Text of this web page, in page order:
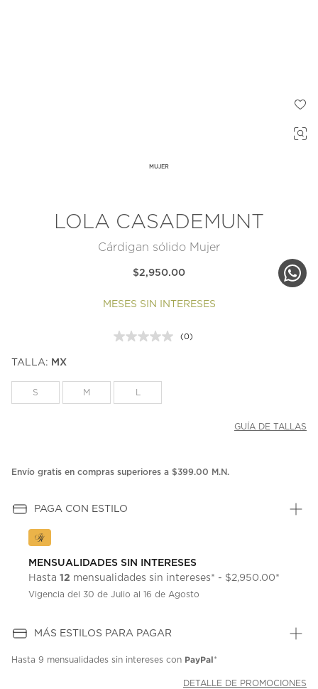
MUJER
LOLA CASADEMUNT
Cárdigan sólido Mujer
$2,950.00
MESES SIN INTERESES
Sin
(0)
TALLA: MX
S M
GUÍA DE TALLAS
Envío gratis en compras superiores a $399.00 M.N.
PAGA CON ESTILO
MENSUALIDADES SIN INTERESES
Hasta 12 mensualidades sin intereses* - $2,950.00*
Vigencia del 30 de Julio al 16 de Agosto
MÁS ESTILOS PARA PAGAR
Hasta 9 mensualidades sin intereses con PayPal*
DETALLE DE PROMOCIONES